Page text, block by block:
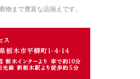
まで豊富な品揃えです。